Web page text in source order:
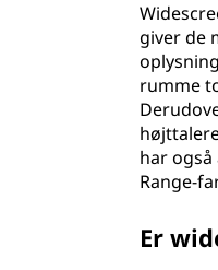
giver de
rumme
har
Range-
Er